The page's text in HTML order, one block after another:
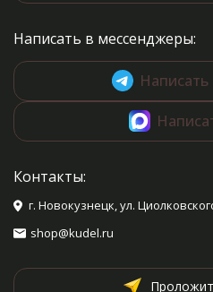
Написать в мессенджеры:
Написать
Контакты:
г. Новокузнецк, ул.
shop@kudel.ru